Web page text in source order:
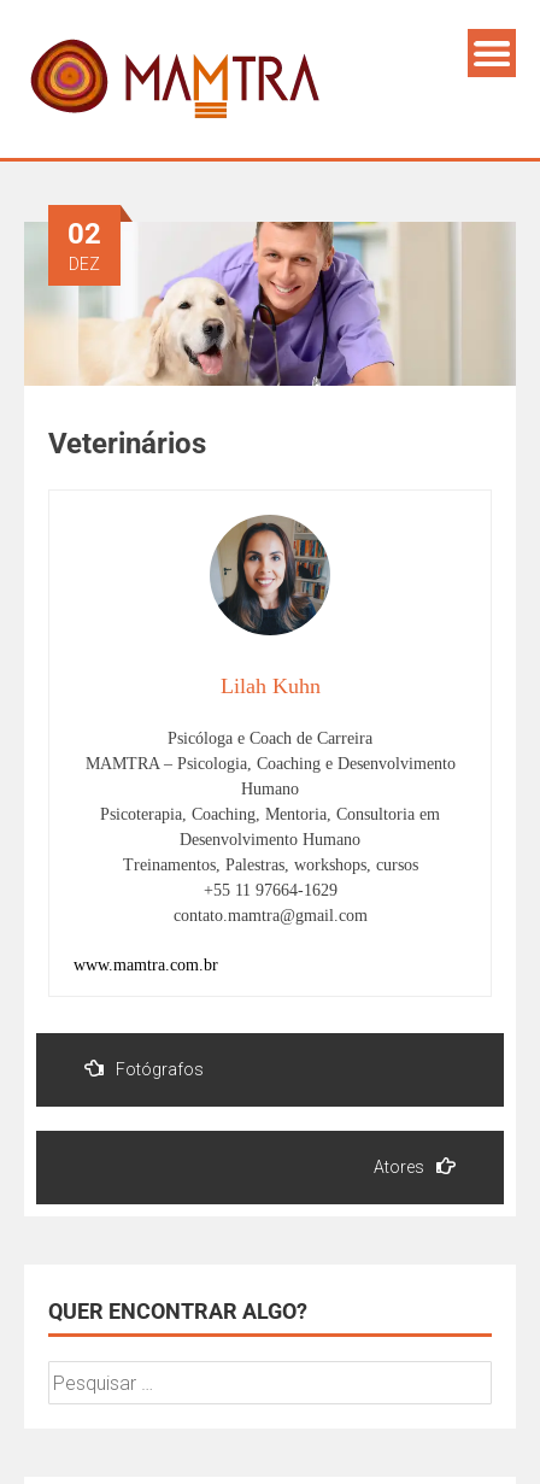
Veterinários
02
DEZ
Lilah Kuhn
Psicóloga e Coach de Carreira
MAMTRA – Psicologia, Coaching e Desenvolvimento
Humano
Psicoterapia, Coaching, Mentoria, Consultoria em
Desenvolvimento Humano
Treinamentos, Palestras, workshops, cursos
+55 11 97664-1629
contato.mamtra@gmail.com
www.mamtra.com.br
Fotógrafos
Atores
QUER ENCONTRAR ALGO?